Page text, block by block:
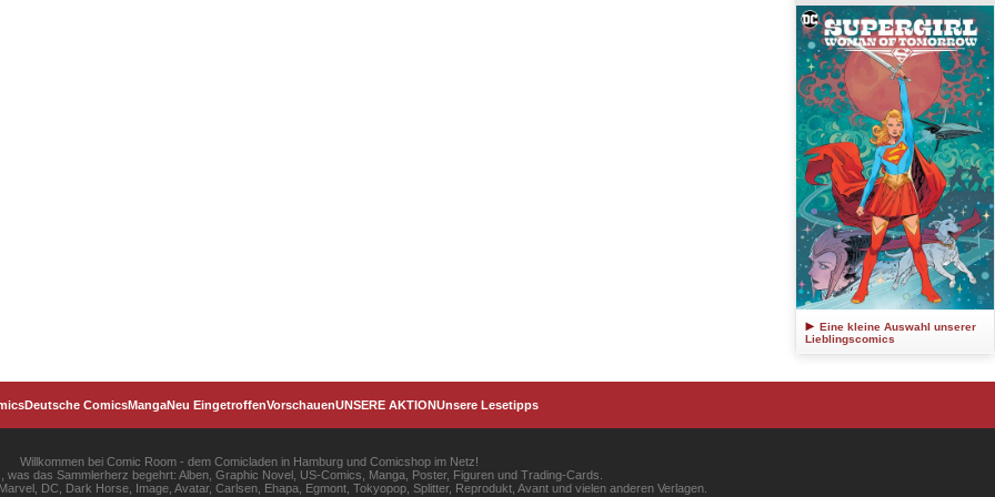
Eine kleine Auswahl unserer
Lieblingscomics
Deutsche ComicsMangaNeu EingetroffenVorschauenUNSERE AKTIONUnsere Lesetipps
Willkommen bei Comic Room - dem Comicladen in Hamburg und Comicshop im Netz!
was das Sammlerherz begehrt: Alben, Graphic Novel, US-Comics, Manga, Poster, Figuren und Trading-Cards.
DC, Dark Horse, Image, Avatar, Carlsen, Ehapa, Egmont, Tokyopop, Splitter, Reprodukt, Avant und vielen anderen Verlagen.